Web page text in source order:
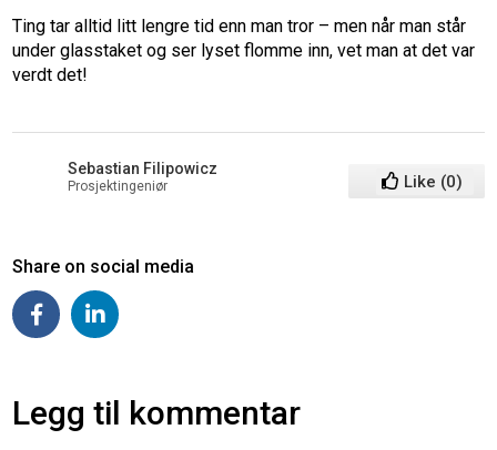
Ting tar alltid litt lengre tid enn man tror – men når man står
under glasstaket og ser lyset flomme inn, vet man at det var
verdt det!
Sebastian Filipowicz
Prosjektingeniør Like (0)
Share on social media
Legg til kommentar